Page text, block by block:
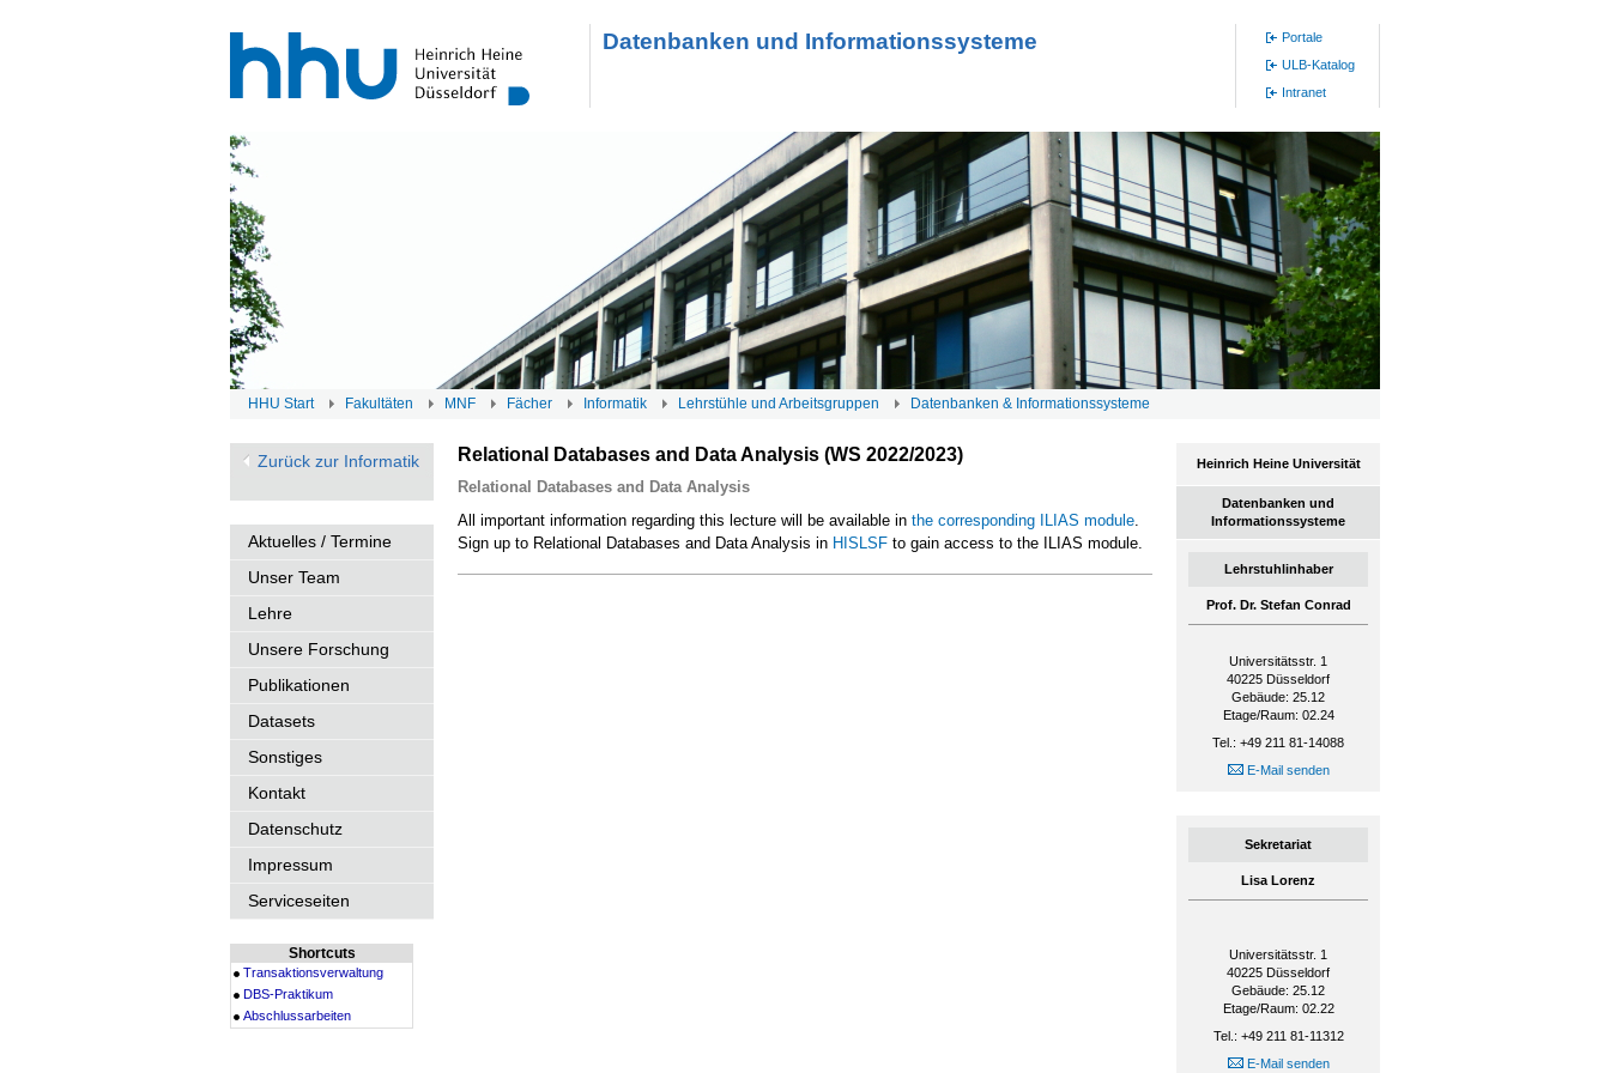
Datenbanken und Informationssysteme
Portale
ULB-Katalog
Intranet
HHU Start Fakultäten MNF Fächer Informatik Lehrstühle und Arbeitsgruppen Datenbanken & Informationssysteme
Zurück zur Informatik
Aktuelles / Termine
Unser Team
Lehre
Unsere Forschung
Publikationen
Datasets
Sonstiges
Kontakt
Datenschutz
Impressum
Serviceseiten
Shortcuts
Transaktionsverwaltung
DBS-Praktikum
Abschlussarbeiten
Relational Databases and Data Analysis (WS 2022/2023)
Relational Databases and Data Analysis
All important information regarding this lecture will be available in the corresponding ILIAS module.
Sign up to Relational Databases and Data Analysis in HISLSF to gain access to the ILIAS module.
Heinrich Heine Universität
Datenbanken und
Informationssysteme
Lehrstuhlinhaber
Prof. Dr. Stefan Conrad
Universitätsstr. 1
40225 Düsseldorf
Gebäude: 25.12
Etage/Raum: 02.24
Tel.: +49 211 81-14088
E-Mail senden
Sekretariat
Lisa Lorenz
Universitätsstr. 1
40225 Düsseldorf
Gebäude: 25.12
Etage/Raum: 02.22
Tel.: +49 211 81-11312
E-Mail senden